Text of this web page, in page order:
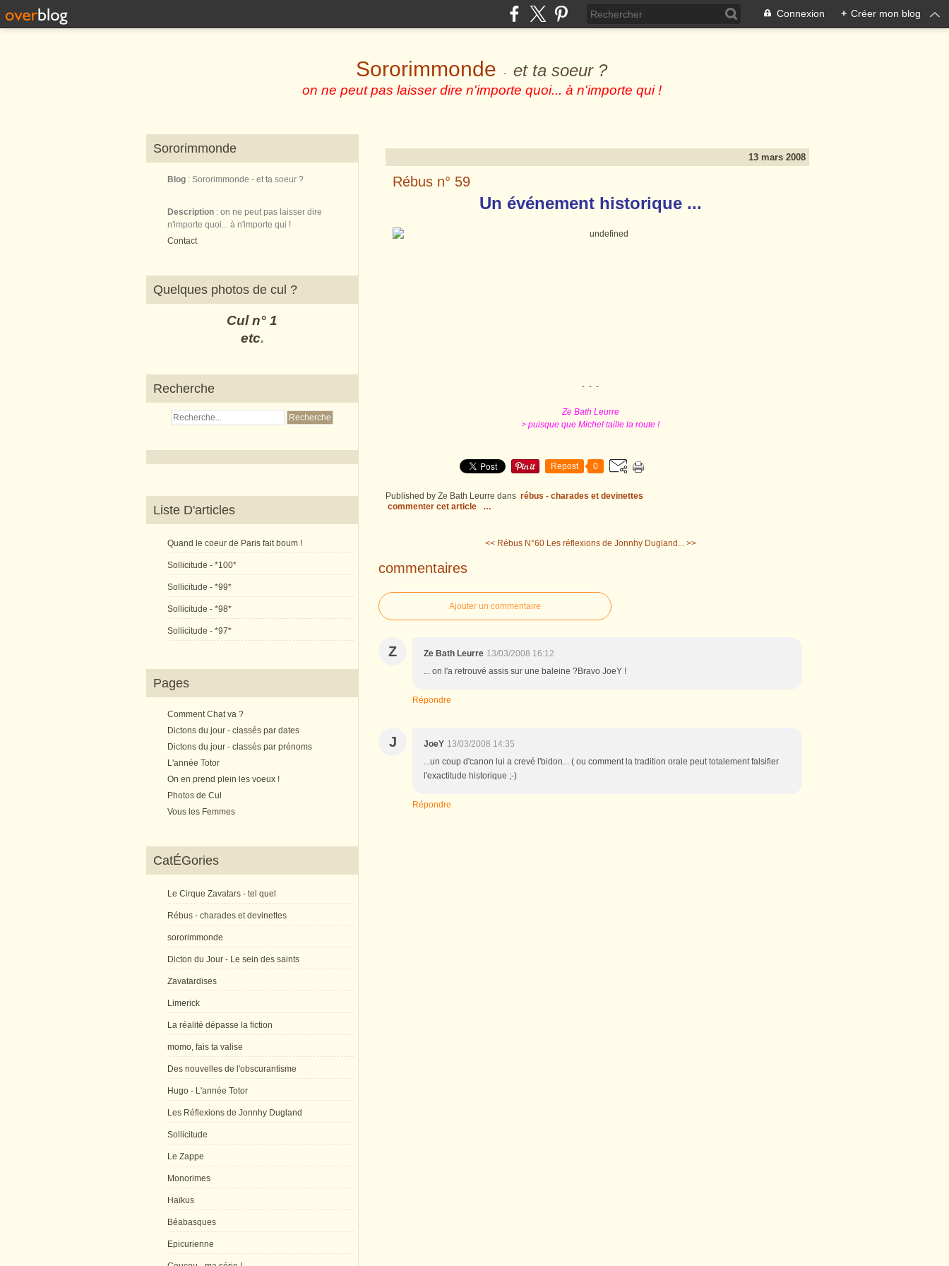
Connexion + Créer mon blog
Sororimmonde - et ta soeur ?
on ne peut pas laisser dire n'importe quoi... à n'importe qui !
Sororimmonde
Blog : Sororimmonde - et ta soeur ?
Description : on ne peut pas laisser dire
n'importe quoi... à n'importe qui !
Contact
Quelques photos de cul ?
Cul n° 1
etc.
Recherche
Liste D'articles
Quand le coeur de Paris fait boum !
Sollicitude - *100*
Sollicitude - *99*
Sollicitude - *98*
Sollicitude - *97*
Pages
Comment Chat va ?
Dictons du jour - classés par dates
Dictons du jour - classés par prénoms
L'année Totor
On en prend plein les voeux !
Photos de Cul
Vous les Femmes
CatÉGories
Le Cirque Zavatars - tel quel
Rébus - charades et devinettes
sororimmonde
Dicton du Jour - Le sein des saints
Zavatardises
Limerick
La réalité dépasse la fiction
momo, fais ta valise
Des nouvelles de l'obscurantisme
Hugo - L'année Totor
Les Réflexions de Jonnhy Dugland
Sollicitude
Le Zappe
Monorimes
Haïkus
Béabasques
Epicurienne
13 mars 2008
Rébus n° 59
Un événement historique ...
- - -
Ze Bath Leurre
> puisque que Michel taille la route !
Repost 0
Published by Ze Bath Leurre dans rébus - charades et devinettes
commenter cet article
…
<< Rébus N°60 Les réflexions de Jonnhy Dugland... >>
commentaires
Ajouter un commentaire
Z Ze Bath Leurre 13/03/2008 16:12
... on l'a retrouvé assis sur une baleine ?Bravo JoeY !
Répondre
J JoeY 13/03/2008 14:35
...un coup d'canon lui a crevé l'bidon... ( ou comment la tradition orale peut totalement falsifier
l'exactitude historique ;-)
Répondre